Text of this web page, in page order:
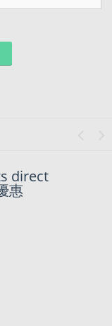
型運動
店
direct
惠